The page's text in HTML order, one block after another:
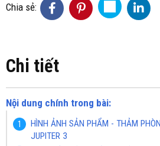
Chia sẻ:
Chi tiết
Nội dung chính trong bài:
HÌNH ẢNH SẢN PHẨM - THẢM
JUPITER 3